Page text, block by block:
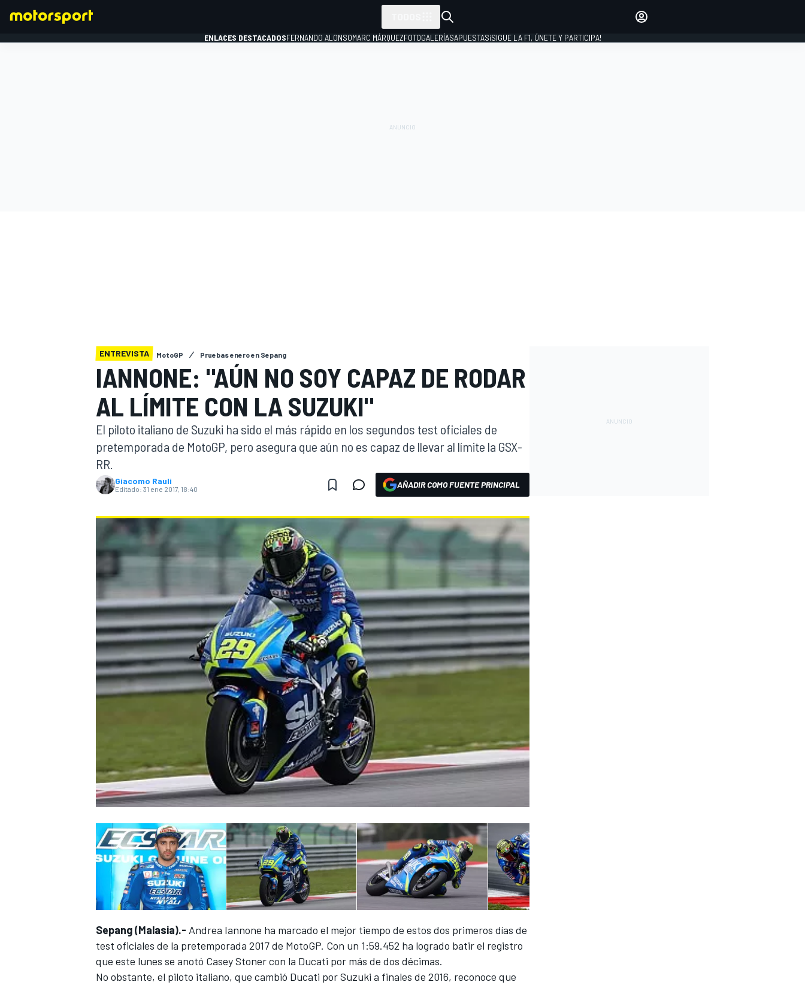
WEC
ENLACES DESTACADOSFERNANDO ALONSOMARC MÁRQUEZFOTOGALERÍASAPUESTAS¡SIGUE LA F1, ÚNETE Y PARTICIPA!
ENTREVISTA MotoGP Pruebas enero en Sepang
IANNONE: "AÚN NO SOY CAPAZ DE RODAR
AL LÍMITE CON LA SUZUKI"
El piloto italiano de Suzuki ha sido el más rápido en los segundos test oficiales de
pretemporada de MotoGP, pero asegura que aún no es capaz de llevar al límite la GSX-
RR.
Giacomo Rauli
Editado: 31 ene 2017, 18:40 AÑADIR COMO FUENTE PRINCIPAL
Sepang (Malasia).- Andrea Iannone ha marcado el mejor tiempo de estos dos primeros días de
test oficiales de la pretemporada 2017 de MotoGP. Con un 1:59.452 ha logrado batir el registro
que este lunes se anotó Casey Stoner con la Ducati por más de dos décimas.
No obstante, el piloto italiano, que cambió Ducati por Suzuki a finales de 2016, reconoce que